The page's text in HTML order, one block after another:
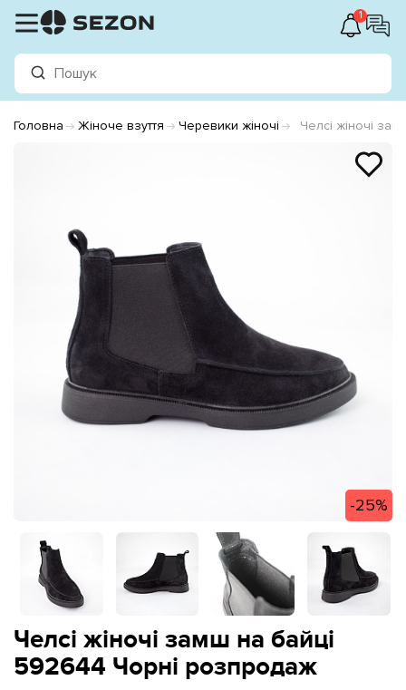
1
Головна Жіноче взуття Черевики жіночі Челсі жіночі
-25%
Челсі жіночі замш на байці
592644 Чорні розпродаж